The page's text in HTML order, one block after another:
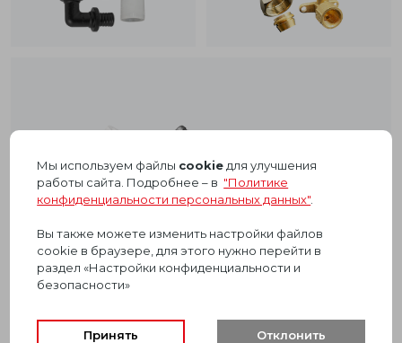
Мы используем файлы cookie для улучшения
работы сайта. Подробнее – в "Политике
конфиденциальности персональных данных"
Вы также можете изменить настройки файлов
cookie в браузере, для этого нужно перейти в
раздел «Настройки конфиденциальности и
безопасности»
Принять Отклонить